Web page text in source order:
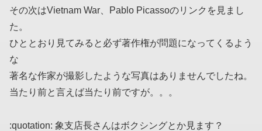
その次はVietnam War、Pablo Picassoのリンクを見まし
た。
ひととおり見てみると必ず著作権が問題になってくるよう
な
著名な作家が撮影したような写真はありませんでしたね。
当たり前と言えば当たり前ですが。。。
:quotation: 象支店長さんはボクシングとか見ます？